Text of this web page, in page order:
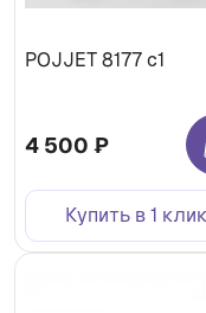
POJJET 8177 с1
4 500 ₽
Купить в 1 клик